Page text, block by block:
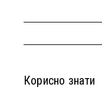
Корисно знати